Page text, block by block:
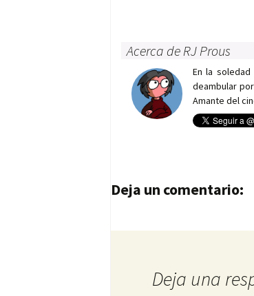
Acerca de RJ Prous
En la
deambular
Amante del
Navegación de
Deja un comentario:
Deja una